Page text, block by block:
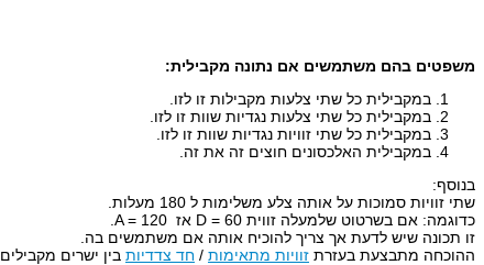
משפטים בהם משתמשים אם נתונה מקבילית:
במקבילית כל שתי צלעות מקבילות זו לזו.
במקבילית כל שתי צלעות נגדיות שוות זו לזו.
במקבילית כל שתי זוויות נגדיות שוות זו לזו.
במקבילית האלכסונים חוצים זה את זה.
בנוסף:
שתי זוויות סמוכות על אותה צלע משלימות ל 180 מעלות.
כדוגמה: אם בשרטוט שלמעלה זווית D = 60 אז A = 120.
זו תכונה שיש לדעת אך צריך להוכיח אותה אם משתמשים בה.
ההוכחה מתבצעת בעזרת זוויות מתאימות / חד צדדיות בין ישרים מקבילים.